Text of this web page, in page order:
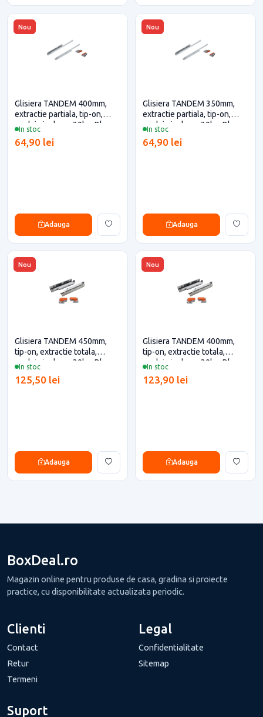
Nou
In stoc
Glisiera TANDEM 400mm,
extractie partiala, tip-on,
cuplaje incluse, 30kg, Blum
eficiente
64,90 lei
Adauga
Nou
In stoc
Glisiera TANDEM 350mm,
extractie partiala, tip-on,
cuplaje incluse, 30kg, Blum
eficiente
64,90 lei
Adauga
Nou
In stoc
Glisiera TANDEM 450mm,
tip-on, extractie totala,
cuplaje incluse, 30kg, Blum
eficiente
125,50 lei
Adauga
Nou
In stoc
Glisiera TANDEM 400mm,
tip-on, extractie totala,
cuplaje incluse, 30kg, Blum
eficiente
123,90 lei
Adauga
BoxDeal.ro
Magazin online pentru produse de casa, gradina si proiecte
practice, cu disponibilitate actualizata periodic.
Clienti
Contact
Retur
Termeni
Legal
Confidentialitate
Sitemap
Suport